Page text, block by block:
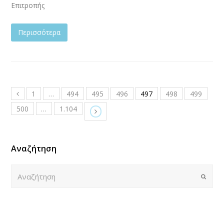
Επιτροπής
Περισσότερα
1 … 494 495 496 497 498
499
500
… 1.104
Αναζήτηση
Submit